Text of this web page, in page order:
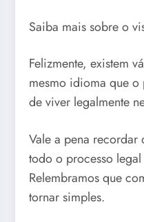
Saiba mais sobre o
Felizmente, existem
mesmo idioma que
de viver legalmente
Vale a pena recordar
todo o processo
Relembramos que
tornar simples.